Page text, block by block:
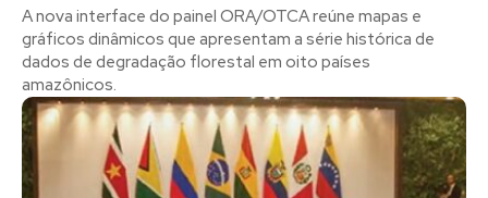
A nova interface do painel ORA/OTCA reúne mapas e
gráficos dinâmicos que apresentam a série histórica de
dados de degradação florestal em oito países
amazônicos.